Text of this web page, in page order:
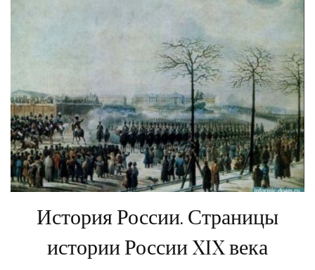
История России. Страницы
истории России XIX века